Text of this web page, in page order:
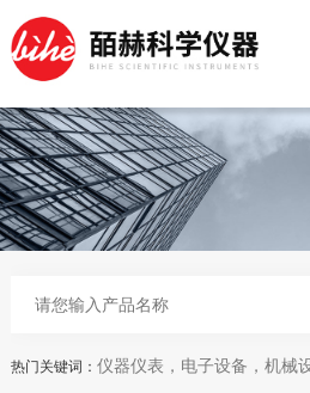
热门关键词： 仪器仪表，电子设备，机械设备，工业自动化